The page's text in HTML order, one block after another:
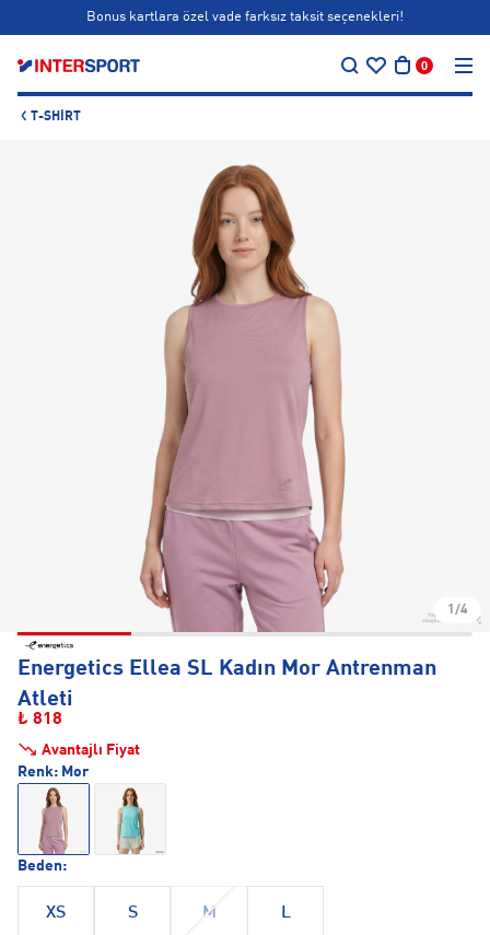
Bonus kartlara özel vade farksız taksit seçenekleri!
0
T-SHIRT
1/4
Energetics Ellea SL Kadın Mor Antrenman
Atleti
₺ 818
Avantajlı Fiyat
Beden:
XS S M L
Renk: Mor